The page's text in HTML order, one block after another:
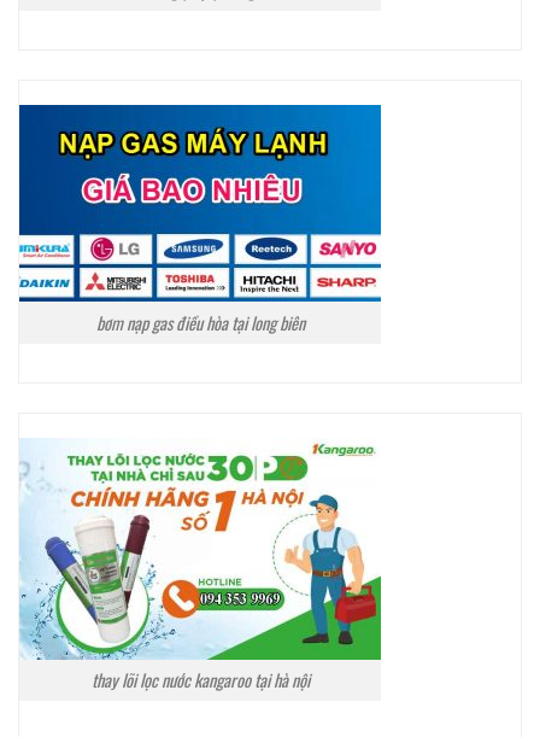
bơm nạp gas điều hòa tại long biên
thay lõi lọc nước kangaroo tại hà nội